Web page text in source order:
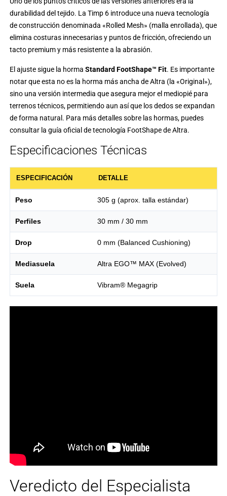
durabilidad del tejido. La Timp 6 introduce una nueva tecnología
de construcción denominada «Rolled Mesh» (malla enrollada), que
elimina costuras innecesarias y puntos de fricción, ofreciendo un
tacto premium y más resistente a la abrasión.
El ajuste sigue la horma Standard FootShape™ Fit. Es importante
notar que esta no es la horma más ancha de Altra (la «Original»),
sino una versión intermedia que asegura mejor el mediopié para
terrenos técnicos, permitiendo aun así que los dedos se expandan
de forma natural. Para más detalles sobre las hormas, puedes
consultar la guía oficial detecnología FootShape de Altra.
Especificaciones Técnicas
ESPECIFICACIÓN DETALLE
Peso 305 g (aprox. talla estándar)
Perfiles 30 mm / 30 mm
Drop 0 mm (Balanced Cushioning)
Mediasuela Altra EGO™ MAX (Evolved)
Suela Vibram® Megagrip
Veredicto del Especialista